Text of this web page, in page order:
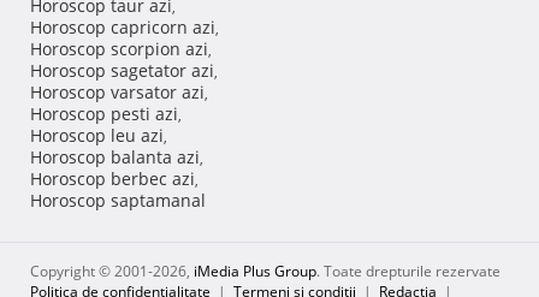
Horoscop taur azi,
Horoscop capricorn azi,
Horoscop scorpion azi,
Horoscop sagetator azi,
Horoscop varsator azi,
Horoscop pesti azi,
Horoscop leu azi,
Horoscop balanta azi,
Horoscop berbec azi,
Horoscop saptamanal
Copyright © 2001-2026, iMedia Plus Group. Toate drepturile rezervate
Politica de confidențialitate | Termeni si conditii | Redacţia |